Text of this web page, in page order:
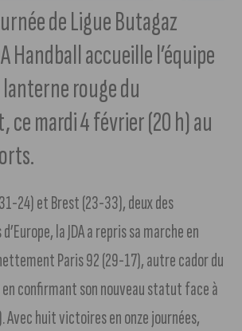
de Ligue Butagaz
Handball accueille l’équipe
rouge du
ce mardi 4 février (20 h) au
24) et Brest (23-33), deux des
la JDA a repris sa marche en
Paris 92 (29-17), autre cador du
confirmant son nouveau statut face à
Avec huit victoires en onze journées,